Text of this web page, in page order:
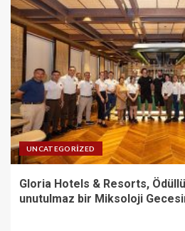
UNCATEGORIZED
Gloria Hotels & Resorts,
unutulmaz bir Miksoloji